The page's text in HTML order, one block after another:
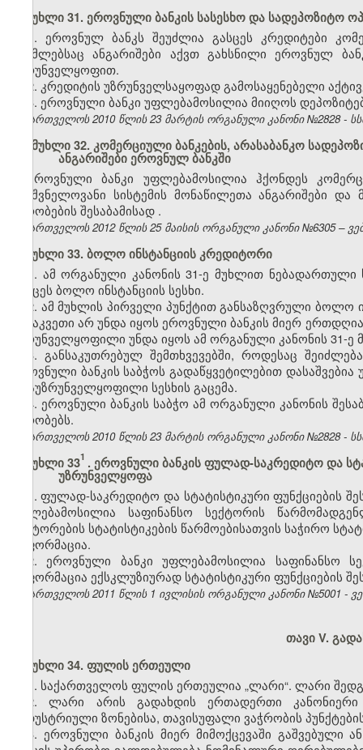
მუხლი 31. ეროვნული ბანკის სასესხო და სადეპოზიტო
1. ეროვნულ ბანკს შეუძლია გასცეს კრედიტები
რომლებსაც ანგარიშები აქვთ გახსნილი ეროვნულ
უზრუნველყოფით.
2. კრედიტის უზრუნველსაყოფად გამოსაყენებელი
3. ეროვნული ბანკი უფლებამოსილია მიიღოს
საქართველოს 2010 წლის 23 მარტის ორგანული კანონი №2828 -
მუხლი 32. კომერციული ბანკების, არასაბანკო
ანგარიშები ეროვნულ ბანკში
ეროვნული ბანკი უფლებამოსილია ჰქონდეს
მნიშვნელოვანი სისტემის მონაწილეთა ანგარიშები
პირობების შესაბამისად .
საქართველოს 2012 წლის 25 მაისის ორგანული კანონი №6305 –
მუხლი 33. ბოლო ინსტანციის კრედიტორი
1. ამ ორგანული კანონის 31-ე მუხლით
გასცეს ბოლო ინსტანციის სესხი.
2. ამ მუხლის პირველი პუნქტით განსაზღვრული ბოლო
განაკვეთი არ უნდა იყოს ეროვნული ბანკის მიერ
უზრუნველყოფილი უნდა იყოს ამ ორგანული კანონის 31-ე
3. განსაკუთრებულ შემთხვევებში, როდესაც
ეროვნული ბანკის საბჭოს გადაწყვეტილებით
არაუზრუნველყოფილი სესხის გაცემა.
4. ეროვნული ბანკის საბჭო ამ ორგანული კანონის
პირობებს.
საქართველოს 2010 წლის 23 მარტის ორგანული კანონი №2828 -
მუხლი 331 . ეროვნული ბანკის ფულად-საკრედიტო და
უზრუნველყოფა
1. ფულად-საკრედიტო და სტატისტიკური ფუნქციების
უფლებამოსილია საფინანსო სექტორის
სექტორების სტატისტიკების წარმოებისათვის საჭირო
ინფორმაცია.
2. ეროვნული ბანკი უფლებამოსილია საფინანსო
ინფორმაცია ექსკლუზიურად სტატისტიკური ფუნქციების
საქართველოს 2011 წლის 1 ივლისის ორგანული კანონი №5001 -
თავი V.
მუხლი 34. ფულის ერთეული
1. საქართველოს ფულის ერთეულია „ლარი“. ლარი
2.ლარი არის გადახდის ერთადერთი
ინდუსტრიული ზონებისა, თავისუფალი ვაჭრობის
3. ეროვნული ბანკის მიერ მიმოქცევაში